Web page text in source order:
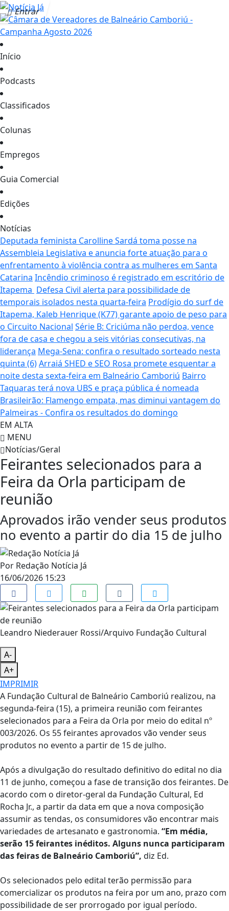
Entrar
Início
Podcasts
Classificados
Colunas
Empregos
Guia Comercial
Edições
Notícias
Deputada feminista Carolline Sardá toma posse na
Assembleia Legislativa e anuncia forte atuação para o
enfrentamento à violência contra as mulheres em Santa
Catarina Incêndio criminoso é registrado em escritório de
Itapema Defesa Civil alerta para possibilidade de
temporais isolados nesta quarta-feira Prodígio do surf de
Itapema, Kaleb Henrique (K77) garante apoio de peso para
o Circuito Nacional Série B: Criciúma não perdoa, vence
fora de casa e chegou a seis vitórias consecutivas, na
liderança Mega-Sena: confira o resultado sorteado nesta
quinta (6)Arraiá SHED e SEO Rosa promete esquentar a
noite desta sexta-feira em Balneário Camboriú Bairro
Taquaras terá nova UBS e praça pública é nomeada
Brasileirão: Flamengo empata, mas diminui vantagem do
Palmeiras - Confira os resultados do domingo
EM ALTA
MENU
Notícias/Geral
Feirantes selecionados para a
Feira da Orla participam de
reunião
Aprovados irão vender seus produtos
no evento a partir do dia 15 de julho
Por Redação Notícia Já
16/06/2026 15:23
Leandro Niederauer Rossi/Arquivo Fundação Cultural
A-
A+
IMPRIMIR
A Fundação Cultural de Balneário Camboriú realizou, na
segunda-feira (15), a primeira reunião com feirantes
selecionados para a Feira da Orla por meio do edital nº
003/2026. Os 55 feirantes aprovados vão vender seus
produtos no evento a partir de 15 de julho.
Após a divulgação do resultado definitivo do edital no dia
11 de junho, começou a fase de transição dos feirantes. De
acordo com o diretor-geral da Fundação Cultural, Ed
Rocha Jr., a partir da data em que a nova composição
assumir as tendas, os consumidores vão encontrar mais
variedades de artesanato e gastronomia. “Em média,
serão 15 feirantes inéditos. Alguns nunca participaram
das feiras de Balneário Camboriú”, diz Ed.
Os selecionados pelo edital terão permissão para
comercializar os produtos na feira por um ano, prazo com
possibilidade de ser prorrogado por igual período.